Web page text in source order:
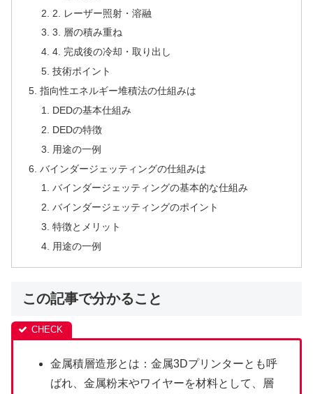
2. レーザー照射・溶融
3. 層の積み重ね
4. 完成後の冷却・取り出し
技術ポイント
指向性エネルギー堆積法の仕組みは
DEDの基本仕組み
DEDの特徴
用途の一例
バインダージェッティングの仕組みは
バインダージェッティングの基本的な仕組み
バインダージェッティングのポイント
特徴とメリット
用途の一例
この記事で分かること
金属積層造形とは：金属3Dプリンターとも呼
ばれ、金属粉末やワイヤーを材料として、層